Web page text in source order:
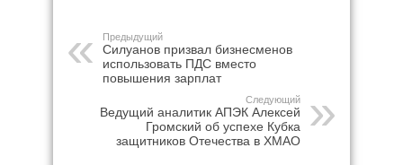
Предыдущий
Силуанов призвал бизнесменов
использовать ПДС вместо
повышения зарплат
Следующий
Ведущий аналитик АПЭК Алексей
Громский об успехе Кубка
защитников Отечества в ХМАО